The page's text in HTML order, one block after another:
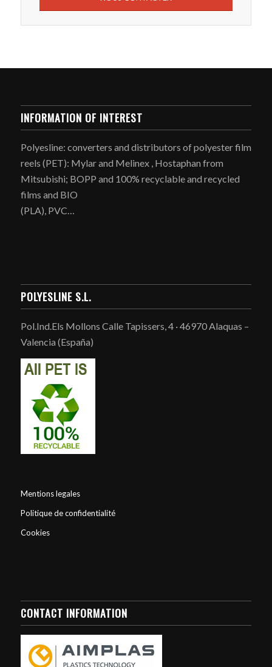
INFORMATION OF INTEREST
Polyesline: converters and distributors of polyester film
reels (PET): Mylar and Melinex , Hostaphan from
Mitsubishi; BOPP and 100% recyclable and recycled
films and BIO
(PLA), PVC…
POLYESLINE S.L.
Pol.Ind.Els Mollons Calle Tapissers, 4 · 46970 Alaquas –
Valencia (España)
Mentions legales
Politique de confidentialité
Cookies
CONTACT INFORMATION